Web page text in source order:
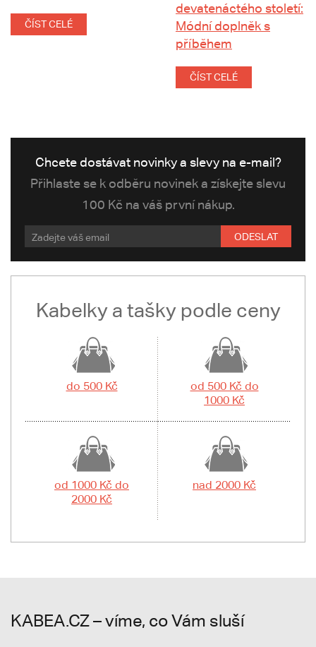
ČÍST CELÉ
devatenáctého století:
Módní doplněk s
příběhem
ČÍST CELÉ
Chcete dostávat novinky a slevy na e-mail?
Přihlaste se k odběru novinek a získejte slevu
100 Kč na váš první nákup.
ODESLAT
Kabelky a tašky podle ceny
do 500 Kč
od 500 Kč do
1000 Kč
od 1000 Kč do
2000 Kč
nad 2000 Kč
KABEA.CZ – víme, co Vám sluší